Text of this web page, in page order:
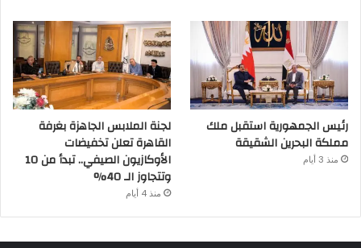
رئيس الجمهورية استقبل ملك
مملكة البحرين الشقيقة
منذ 3 أيام
لجنة الملابس الجاهزة بغرفة
القاهرة تعلن تخفيضات
الأوكازيون الصيفي.. تبدأ من 10
وتتجاوز الـ 40%
منذ 4 أيام